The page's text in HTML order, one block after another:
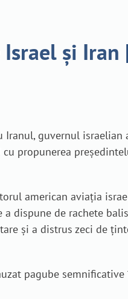
și Iran
guvernul israelian
propunerea
american aviația
dispune de rachete
și a distrus zeci de
pagube